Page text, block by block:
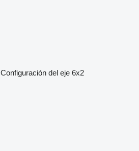
Configuración del eje 6x2